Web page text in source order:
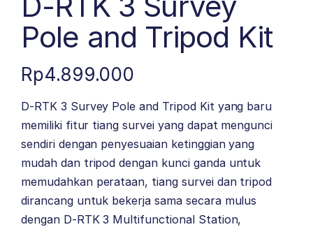
Pole and Tripod Kit
Rp4.899.000
D-RTK 3 Survey Pole and Tripod Kit yang baru
memiliki fitur tiang survei yang dapat mengunci
sendiri dengan penyesuaian ketinggian yang
mudah dan tripod dengan kunci ganda untuk
memudahkan perataan, tiang survei dan tripod
dirancang untuk bekerja sama secara mulus
dengan D-RTK 3 Multifunctional Station,